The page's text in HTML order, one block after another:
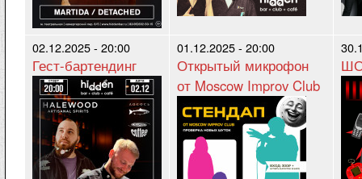
02.12.2025 - 20:00
Гест-бартендинг
01.12.2025 - 20:00
Открытый микрофон
от Moscow Improv Club